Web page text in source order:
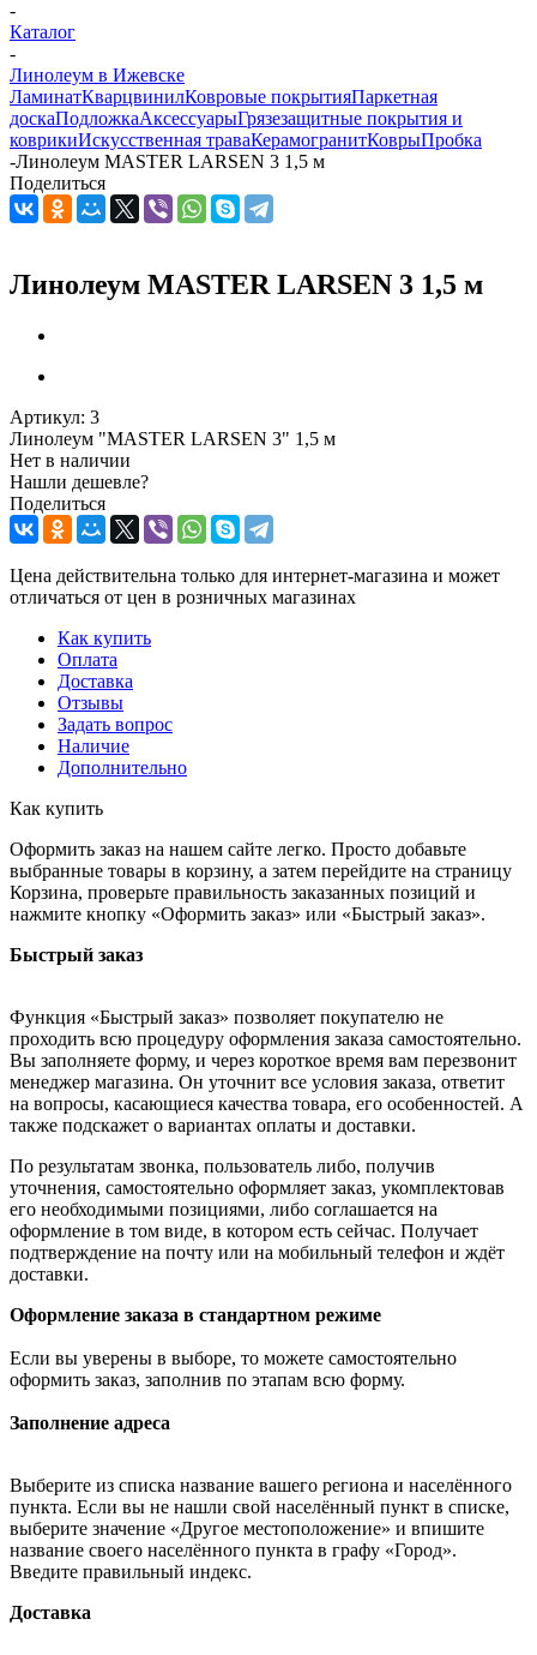
-
Каталог
-
Линолеум в Ижевске
ЛаминатКварцвинилКовровые покрытияПаркетная
доскаПодложкаАксессуарыГрязезащитные покрытия и
коврикиИскусственная траваКерамогранитКоврыПробка
-Линолеум MASTER LARSEN 3 1,5 м
Поделиться
Линолеум MASTER LARSEN 3 1,5 м
Артикул: 3
Линолеум "MASTER LARSEN 3" 1,5 м
Нет в наличии
Нашли дешевле?
Поделиться
Цена действительна только для интернет-магазина и может
отличаться от цен в розничных магазинах
Как купить
Оплата
Доставка
Отзывы
Задать вопрос
Наличие
Дополнительно
Как купить
Оформить заказ на нашем сайте легко. Просто добавьте
выбранные товары в корзину, а затем перейдите на страницу
Корзина, проверьте правильность заказанных позиций и
нажмите кнопку «Оформить заказ» или «Быстрый заказ».
Быстрый заказ
Функция «Быстрый заказ» позволяет покупателю не
проходить всю процедуру оформления заказа самостоятельно.
Вы заполняете форму, и через короткое время вам перезвонит
менеджер магазина. Он уточнит все условия заказа, ответит
на вопросы, касающиеся качества товара, его особенностей. А
также подскажет о вариантах оплаты и доставки.
По результатам звонка, пользователь либо, получив
уточнения, самостоятельно оформляет заказ, укомплектовав
его необходимыми позициями, либо соглашается на
оформление в том виде, в котором есть сейчас. Получает
подтверждение на почту или на мобильный телефон и ждёт
доставки.
Оформление заказа в стандартном режиме
Если вы уверены в выборе, то можете самостоятельно
оформить заказ, заполнив по этапам всю форму.
Заполнение адреса
Выберите из списка название вашего региона и населённого
пункта. Если вы не нашли свой населённый пункт в списке,
выберите значение «Другое местоположение» и впишите
название своего населённого пункта в графу «Город».
Введите правильный индекс.
Доставка